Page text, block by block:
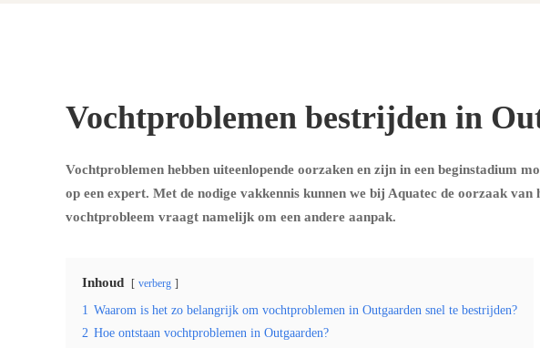
Vochtproblemen bestrijden in
Vochtproblemen hebben uiteenlopende oorzaken en zijn in een beginstadium
op een expert. Met de nodige vakkennis kunnen we bij Aquatec de oorzaak
vochtprobleem vraagt namelijk om een andere aanpak.
Inhoud verberg
1 Waarom is het zo belangrijk om vochtproblemen in Outgaarden snel te bestrijden?
2 Hoe ontstaan vochtproblemen in Outgaarden?